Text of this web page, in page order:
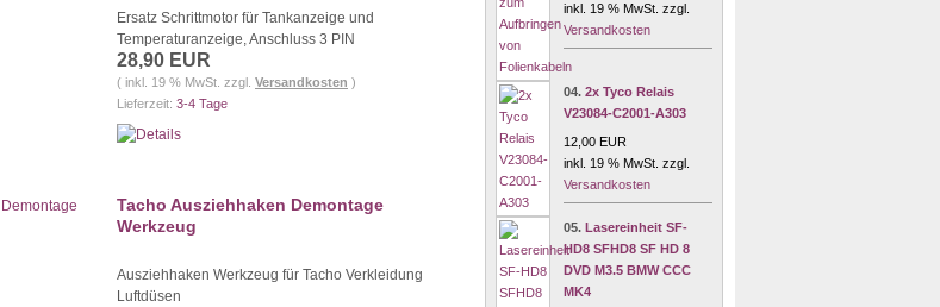
Ersatz Schrittmotor für Tankanzeige und
Temperaturanzeige, Anschluss 3 PIN
28,90 EUR
( inkl. 19 % MwSt. zzgl. Versandkosten )
Lieferzeit: 3-4 Tage
Tacho Ausziehhaken Demontage
Werkzeug
Ausziehhaken Werkzeug für Tacho Verkleidung
Luftdüsen
inkl. 19 % MwSt. zzgl.
Versandkosten
04. 2x Tyco Relais
V23084-C2001-A303
12,00 EUR
inkl. 19 % MwSt. zzgl.
Versandkosten
05. Lasereinheit SF-
HD8 SFHD8 SF HD 8
DVD M3.5 BMW CCC
MK4